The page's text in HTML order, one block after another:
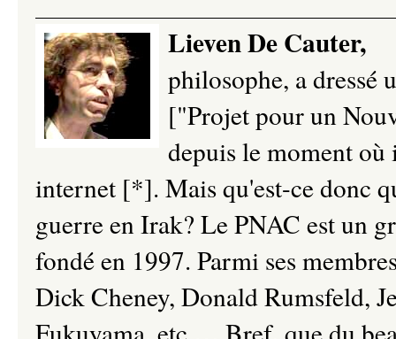
Lieven De Cauter,
philosophe, a dressé
["Projet pour un
depuis le moment
internet [*]. Mais qu'est-ce donc
guerre en Irak? Le PNAC est un
fondé en 1997. Parmi ses
Dick Cheney, Donald Rumsfeld,